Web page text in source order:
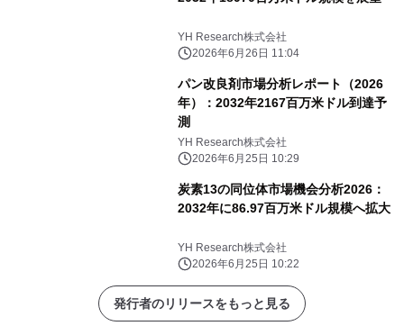
YH Research株式会社
2026年6月26日 11:04
パン改良剤市場分析レポート（2026
年）：2032年2167百万米ドル到達予
測
YH Research株式会社
2026年6月25日 10:29
炭素13の同位体市場機会分析2026：
2032年に86.97百万米ドル規模へ拡大
YH Research株式会社
2026年6月25日 10:22
発行者のリリースをもっと見る